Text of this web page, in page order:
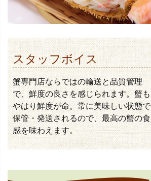
スタッフボイス
蟹専門店ならではの輸送と品質管理
で、鮮度の良さを感じられます。蟹も
やはり鮮度が命。常に美味しい状態で
保管・発送されるので、最高の蟹の食
感を味わえます。